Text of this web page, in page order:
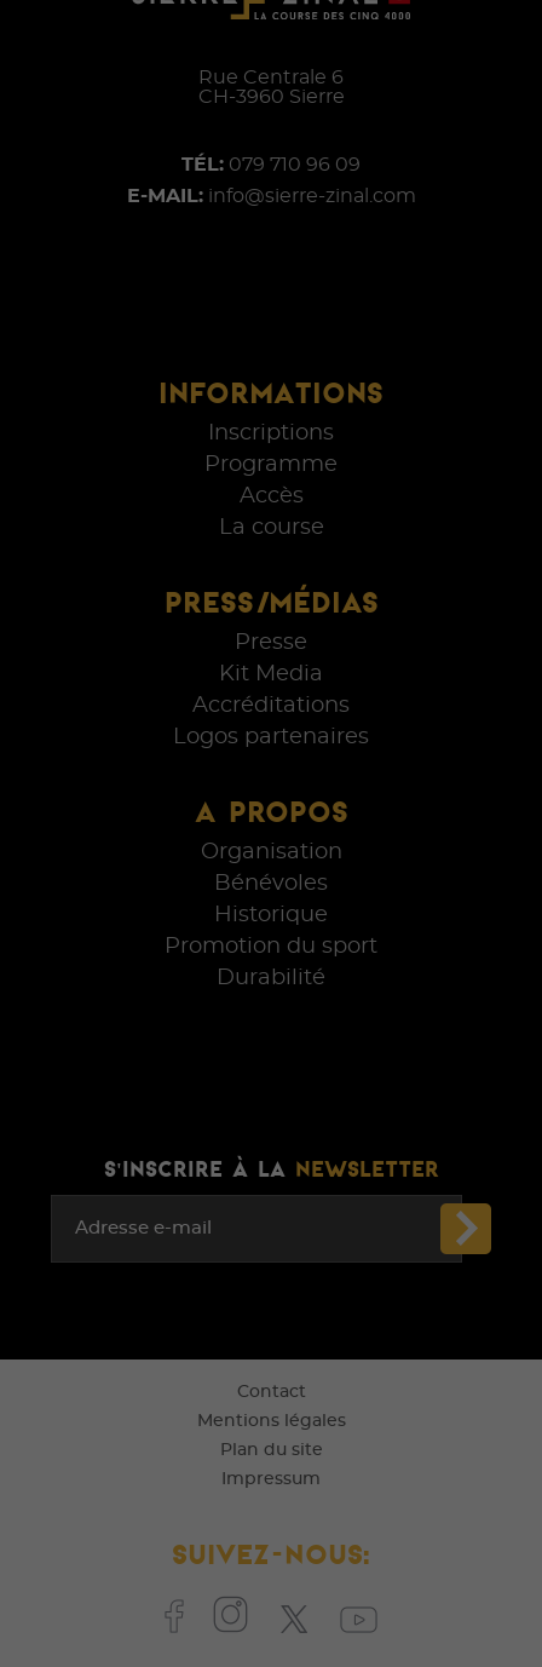
INFORMATIONS
Inscriptions
Programme
Accès
La course
PRESS/MÉDIAS
Presse
Kit Media
Accréditations
Logos partenaires
A PROPOS
Organisation
Bénévoles
Historique
Promotion du sport
Durabilité
Rue Centrale 6
CH-3960 Sierre
TÉL: 079 710 96 09
E-MAIL: info@sierre-zinal.com
S'INSCRIRE À LA NEWSLETTER
Adresse e-mail
Contact
Mentions légales
Plan du site
Impressum
Suivez-nous: